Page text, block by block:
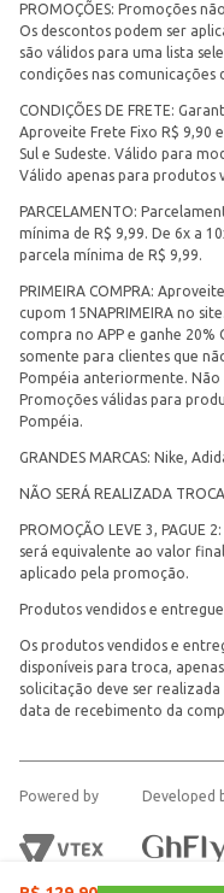
PROMOÇÕES: Promoções
Os descontos podem ser
são válidos para uma lista
condições nas comunicações
CONDIÇÕES DE FRETE:
Aproveite Frete Fixo R$ 9,90
Sul e Sudeste. Válido para
Válido apenas para produtos
PARCELAMENTO:
mínima de R$ 9,99. De 6x a
parcela mínima de R$ 9,99.
PRIMEIRA COMPRA:
cupom 15NAPRIMEIRA no
compra no APP e ganhe 20%
somente para clientes que
Pompéia anteriormente.
Promoções válidas para
Pompéia.
GRANDES MARCAS: Nike,
NÃO SERÁ REALIZADA
PROMOÇÃO LEVE 3,
será equivalente ao valor
aplicado pela promoção.
Produtos vendidos e
Os produtos vendidos e
disponíveis para troca,
solicitação deve ser
data de recebimento da
Powered by Developed